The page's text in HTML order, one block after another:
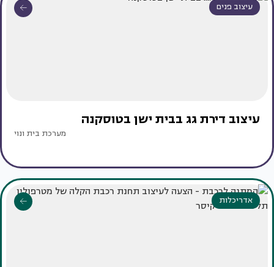
עיצוב פנים
עיצוב דירת גג בבית ישן בטוסקנה
מערכת בית ונוי
אדריכלות